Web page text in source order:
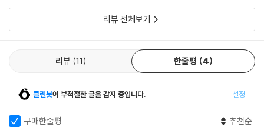
“무섭다”, “엄두가 안 난다”라는 표현을 주로 사용했다. “육아는 고되다는
생각, 더 나아가 무섭고 피하고 싶다는 부정적 생각이 사회 전반에 퍼져
여부에 앞서 막연한 거부감이 드는 일이 되었다. 인간의 본능일 수 있는 출
산이 왜 무섭고 두려운 일이 된 것일까? 저자는 이러한 공포, 일명 육아포
어 내고 있는지 시민 취재를 중심으로 들여다보고, 출산에 대한 인식과 선
제의 논의를 폐기하고 방향을 전면 뒤바꾸자는 것이 아니다. 그보다 『육아
리뷰 전체보기
리뷰 11 한줄평 4
클린봇이 부적절한 글을 감지 중입니다. 설정
구매한줄평 추천순